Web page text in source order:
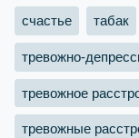
счастье табак
тревожно-
тревожное
тревожные